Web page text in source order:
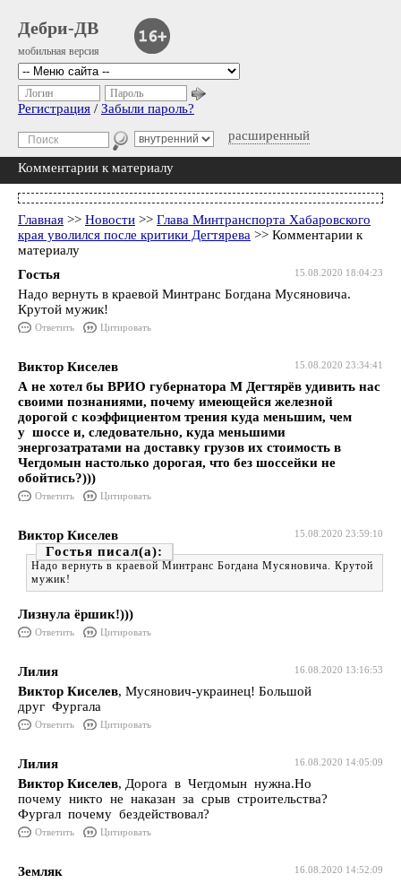
Дебри-ДВ
мобильная версия
расширенный
Логин Пароль
Регистрация / Забыли пароль?
Комментарии к материалу
Главная >> Новости >> Глава Минтранспорта Хабаровского
края уволился после критики Дегтярева >> Комментарии к
материалу
15.08.2020 18:04:23
Гостья
Надо вернуть в краевой Минтранс Богдана Мусяновича.
Крутой мужик!
Ответить Цитировать
15.08.2020 23:34:41
Виктор Киселев
А не хотел бы ВРИО губернатора М Дегтярёв удивить нас
своими познаниями, почему имеющейся железной
дорогой с коэффициентом трения куда меньшим, чем
у шоссе и, следовательно, куда меньшими
энергозатратами на доставку грузов их стоимость в
Чегдомын настолько дорогая, что без шоссейки не
обойтись?)))
Ответить Цитировать
15.08.2020 23:59:10
Виктор Киселев
Гостья
Надо вернуть в краевой Минтранс Богдана Мусяновича. Крутой
мужик!
Лизнула ёршик!)))
Ответить Цитировать
16.08.2020 13:16:53
Лилия
Виктор Киселев, Мусянович-украинец! Большой
друг Фургала
Ответить Цитировать
16.08.2020 14:05:09
Лилия
Виктор Киселев, Дорога в Чегдомын нужна.Но
почему никто не наказан за срыв строительства?
Фургал почему бездействовал?
Ответить Цитировать
16.08.2020 14:52:09
Земляк